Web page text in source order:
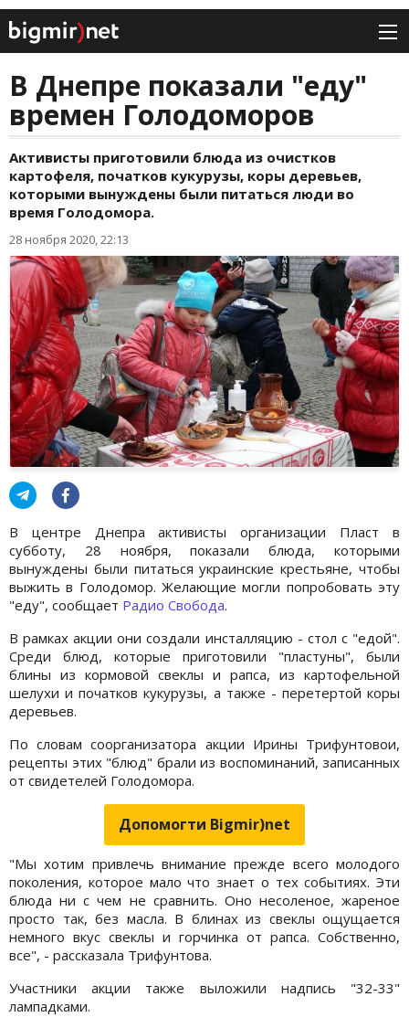
В Днепре показали "еду"
времен Голодоморов
Активисты приготовили блюда из очистков
картофеля, початков кукурузы, коры деревьев,
которыми вынуждены были питаться люди во
время Голодомора.
28 ноября 2020, 22:13
В центре Днепра активисты организации Пласт в
субботу, 28 ноября, показали блюда, которыми
вынуждены были питаться украинские крестьяне, чтобы
выжить в Голодомор. Желающие могли попробовать эту
"еду", сообщает Радио Свобода.
В рамках акции они создали инсталляцию - стол с "едой".
Среди блюд, которые приготовили "пластуны", были
блины из кормовой свеклы и рапса, из картофельной
шелухи и початков кукурузы, а также - перетертой коры
деревьев.
По словам соорганизатора акции Ирины Трифунтовои,
рецепты этих "блюд" брали из воспоминаний, записанных
от свидетелей Голодомора.
Допомогти Bigmir)net
"Мы хотим привлечь внимание прежде всего молодого
поколения, которое мало что знает о тех событиях. Эти
блюда ни с чем не сравнить. Оно несоленое, жареное
просто так, без масла. В блинах из свеклы ощущается
немного вкус свеклы и горчинка от рапса. Собственно,
все", - рассказала Трифунтова.
Участники акции также выложили надпись "32-33"
лампадками.